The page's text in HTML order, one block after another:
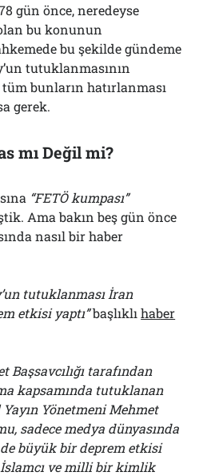
gün önce, neredeyse
bu konunun
bu şekilde gündeme
tutuklanmasının
bunların hatırlanması
gerek.
mı Değil mi?
“FETÖ kumpası”
Ama bakın beş gün önce
nasıl bir haber
tutuklanması İran
etkisi yaptı”başlıklıhaber
tarafından
kapsamında tutuklanan
Yönetmeni Mehmet
sadece medya dünyasında
de büyük bir deprem etkisi
İslamcı ve milli bir kimlik